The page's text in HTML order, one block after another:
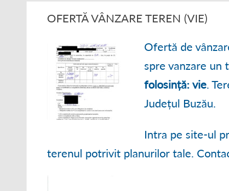
CIRCUMSCRIPȚIE
● HOTĂRÂRI / ANUNȚURI
● ALTE INFORMAȚII
● DISPOZIȚII
● REGULAMENT
● ORGANIGRAMĂ
● STRATEGII DE
● RAPOARTE ȘI
OFERTĂ VÂNZARE TEREN (VIE)
Ofertă de
spre vanzare un
folosință: vie.
Județul Buzău.
Intra pe site-ul
terenul potrivit planurilor tale.